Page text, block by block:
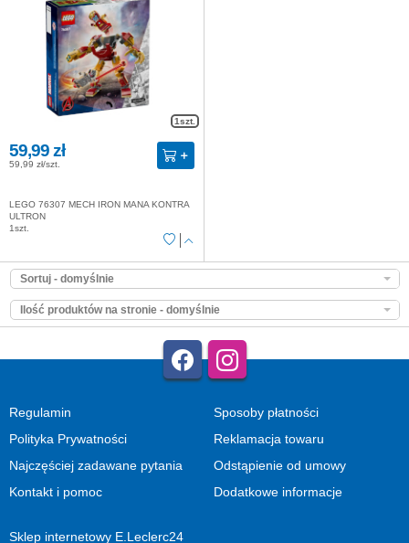
1szt.
59,99 zł
59,99 zł/szt.
LEGO 76307 MECH IRON MANA KONTRA
ULTRON
1szt.
Sortuj - domyślnie
Ilość produktów na stronie - domyślnie
Regulamin
Polityka Prywatności
Najczęściej zadawane pytania
Kontakt i pomoc
Sposoby płatności
Reklamacja towaru
Odstąpienie od umowy
Dodatkowe informacje
Sklep internetowy E.Leclerc24